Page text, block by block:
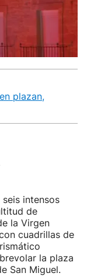
plazan,
intensos
de
la Virgen
cuadrillas de
la plaza
San Miguel.